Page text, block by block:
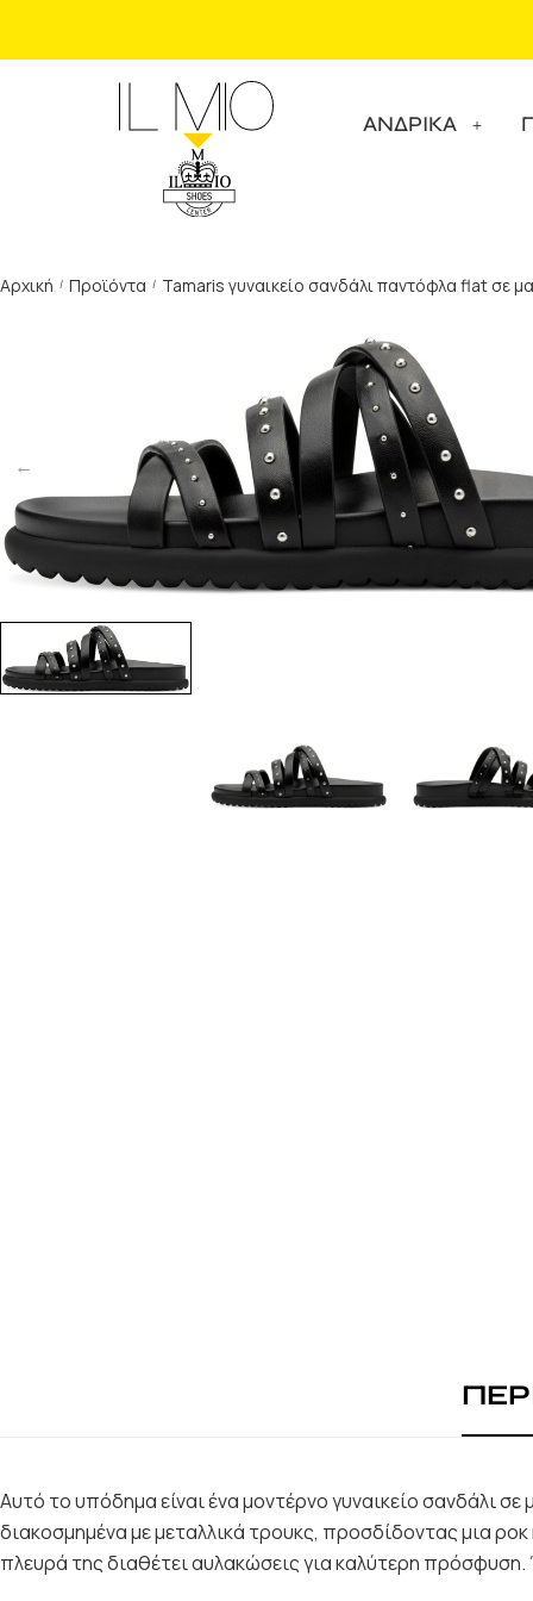
ΑΝΔΡΙΚΑ
Αρχική / Προϊόντα / Tamaris γυναικείο σανδάλι παντόφλα flat σε
Αυτό το υπόδημα είναι ένα μοντέρνο γυναικείο σανδάλι
διακοσμημένα με μεταλλικά τρουκς, προσδίδοντας μια
πλευρά της διαθέτει αυλακώσεις για καλύτερη πρόσφυση.